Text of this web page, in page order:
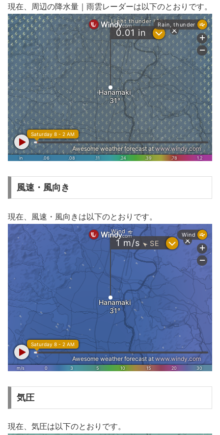
現在、周辺の降水量｜雨雲レーダーは以下のとおりです。
風速・風向き
現在、風速・風向きは以下のとおりです。
気圧
現在、気圧は以下のとおりです。